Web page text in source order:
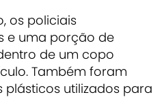
os policiais
e uma porção de
de um copo
Também foram
plásticos utilizados para